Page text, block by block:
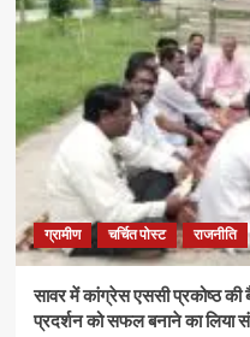
ग्रामीण चर्चित पोस्ट राजनीति
सावर में कांग्रेस एससी प्रकोष्ठ
प्रदर्शन को सफल बनाने का लिया